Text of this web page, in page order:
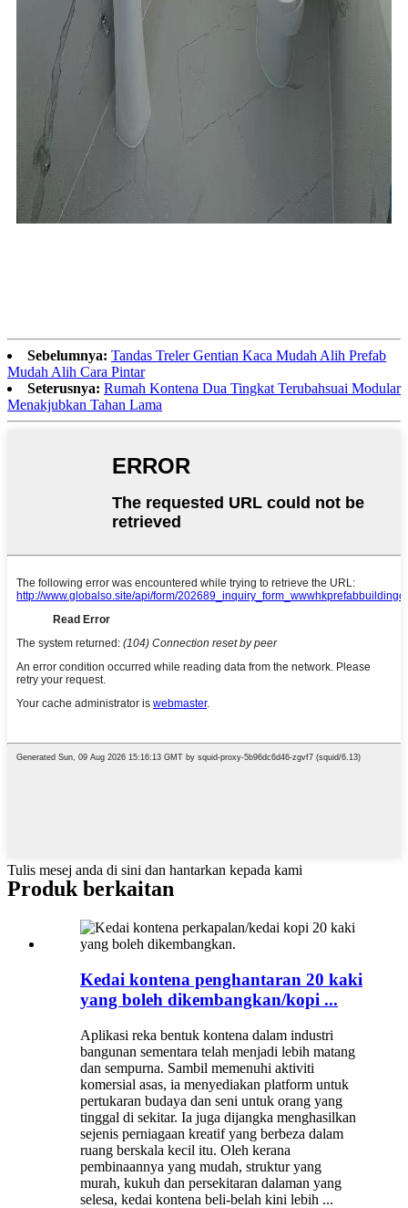
Sebelumnya: Tandas Treler Gentian Kaca Mudah Alih Prefab
Mudah Alih Cara Pintar
Seterusnya: Rumah Kontena Dua Tingkat Terubahsuai Modular
Menakjubkan Tahan Lama
Tulis mesej anda di sini dan hantarkan kepada kami
Produk berkaitan
Kedai kontena penghantaran 20 kaki
yang boleh dikembangkan/kopi ...
Aplikasi reka bentuk kontena dalam industri
bangunan sementara telah menjadi lebih matang
dan sempurna. Sambil memenuhi aktiviti
komersial asas, ia menyediakan platform untuk
pertukaran budaya dan seni untuk orang yang
tinggal di sekitar. Ia juga dijangka menghasilkan
sejenis perniagaan kreatif yang berbeza dalam
ruang berskala kecil itu. Oleh kerana
pembinaannya yang mudah, struktur yang
murah, kukuh dan persekitaran dalaman yang
selesa, kedai kontena beli-belah kini lebih ...